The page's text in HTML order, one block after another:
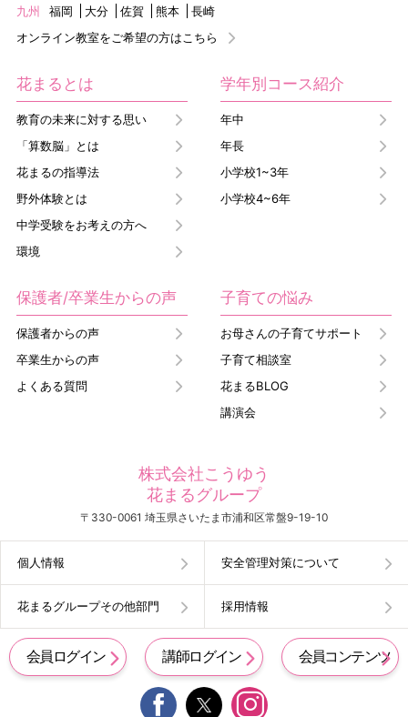
九州
福岡 大分 佐賀 熊本
長崎
オンライン教室をご希望の方はこちら
花まるとは
教育の未来に対する思い
「算数脳」とは
花まるの指導法
野外体験とは
中学受験をお考えの方へ
環境
学年別コース紹介
年中
年長
小学校1~3年
小学校4~6年
保護者/卒業生からの声
保護者からの声
卒業生からの声
よくある質問
子育ての悩み
お母さんの子育てサポート
子育て相談室
花まるBLOG
講演会
株式会社こうゆう
花まるグループ
〒330-0061 埼玉県さいたま市浦和区常盤9-19-10
個人情報 安全管理対策について
花まるグループその他部門 採用情報
会員ログイン 講師ログイン 会員コンテンツ
 